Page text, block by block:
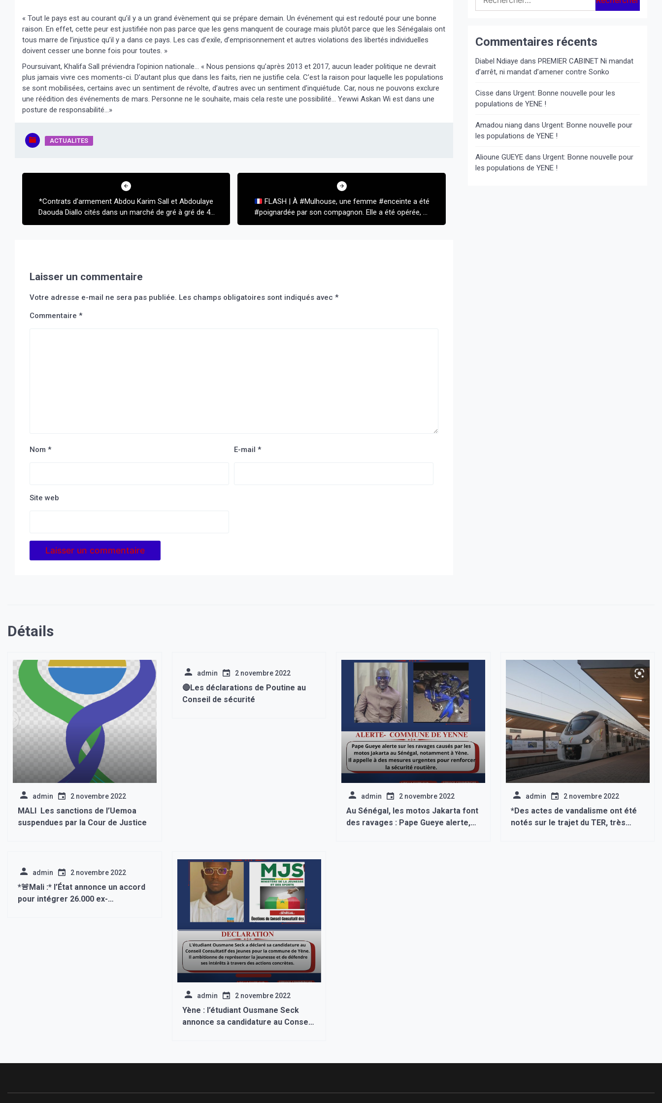
« Tout le pays est au courant qu’il y a un grand évènement qui se prépare demain. Un événement qui est redouté pour une bonne
raison. En effet, cette peur est justifiée non pas parce que les gens manquent de courage mais plutôt parce que les Sénégalais ont
tous marre de l’injustice qu’il y a dans ce pays. Les cas d’exile, d’emprisonnement et autres violations des libertés individuelles
doivent cesser une bonne fois pour toutes. »
Poursuivant, Khalifa Sall préviendra l’opinion nationale… « Nous pensions qu’après 2013 et 2017, aucun leader politique ne devrait
plus jamais vivre ces moments-ci. D’autant plus que dans les faits, rien ne justifie cela. C’est la raison pour laquelle les populations
se sont mobilisées, certains avec un sentiment de révolte, d’autres avec un sentiment d’inquiétude. Car, nous ne pouvons exclure
une réédition des événements de mars. Personne ne le souhaite, mais cela reste une possibilité… Yewwi Askan Wi est dans une
posture de responsabilité…»
ACTUALITES
Navigation
l’article*Contrats d’armement Abdou Karim Sall et Abdoulaye
Daouda Diallo cités dans un marché de gré à gré de 45
milliards*
FLASH | À #Mulhouse, une femme #enceinte a été
#poignardée par son compagnon. Elle a été opérée, et
ses jours ne sont plus en danger, ni ceux du bébé.
Laisser un commentaire
Votre adresse e-mail ne sera pas publiée. Les champs obligatoires sont indiqués avec *
Commentaire *
Nom * E-mail *
Site web
Commentaires récents
Diabel Ndiaye dans PREMIER CABINET Ni mandat
d’arrêt, ni mandat d’amener contre Sonko
Cisse dans Urgent: Bonne nouvelle pour les
populations de YENE !
Amadou niang dans Urgent: Bonne nouvelle pour
les populations de YENE !
Alioune GUEYEdans Urgent: Bonne nouvelle pour
les populations de YENE !
Détails
admin 2 novembre 2022
MALI Les sanctions de l’Uemoa
suspendues par la Cour de Justice
admin 2 novembre 2022
🔴Les déclarations de Poutine au
Conseil de sécurité
admin 2 novembre 2022
Au Sénégal, les motos Jakarta font
des ravages : Pape Gueye alerte,
admin 2 novembre 2022
*Des actes de vandalisme ont été
notés sur le trajet du TER, très
admin 2 novembre 2022
*🚨Mali :* l’État annonce un accord
pour intégrer 26.000 ex-
admin 2 novembre 2022
Yène : l’étudiant Ousmane Seck
annonce sa candidature au Conseil